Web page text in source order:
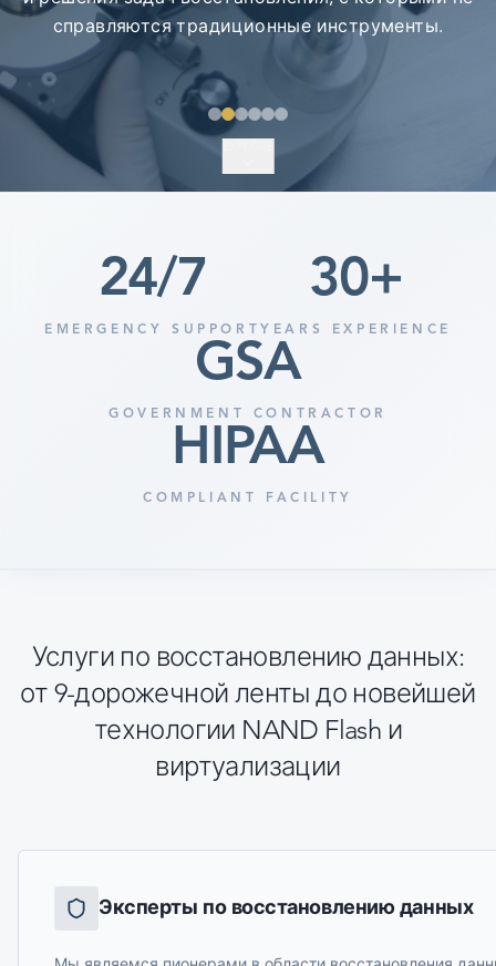
24/7
EMERGENCY SUPPORT
30+
YEARS EXPERIENCE
GSA
GOVERNMENT CONTRACTOR
HIPAA
COMPLIANT FACILITY
Услуги по восстановлению данных:
от 9-дорожечной ленты до новейшей
технологии NAND Flash и
виртуализации
Эксперты по восстановлению данных